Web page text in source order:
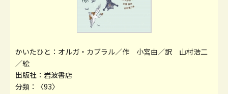
かいたひと：オルガ・カブラル／作 小宮由／訳 山村浩二
／絵
出版社：岩波書店
分類：〈93〉